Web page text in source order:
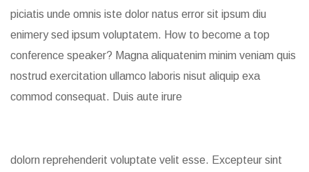
piciatis unde omnis iste dolor natus error sit ipsum diu
enimery sed ipsum voluptatem. How to become a top
conference speaker? Magna aliquatenim minim veniam quis
nostrud exercitation ullamco laboris nisut aliquip exa
commod consequat. Duis aute irure
dolorn reprehenderit voluptate velit esse. Excepteur sint